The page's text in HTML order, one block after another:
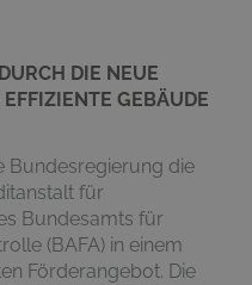
DIE NEUE
GEBÄUDE
Bundesregierung die
für
Bundesamts für
(BAFA) in einem
Förderangebot. Die